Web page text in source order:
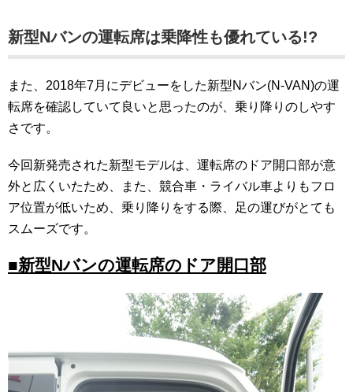
新型Nバンの運転席は乗降性も優れている!?
また、2018年7月にデビューをした新型Nバン(N-VAN)の運
転席を確認していて良いと思ったのが、乗り降りのしやす
さです。
今回新発売された新型モデルは、運転席のドア開口部が意
外と広くいたため、また、競合車・ライバル車よりもフロ
ア位置が低いため、乗り降りをする際、足の運びがとても
スムーズです。
■新型Nバンの運転席のドア開口部